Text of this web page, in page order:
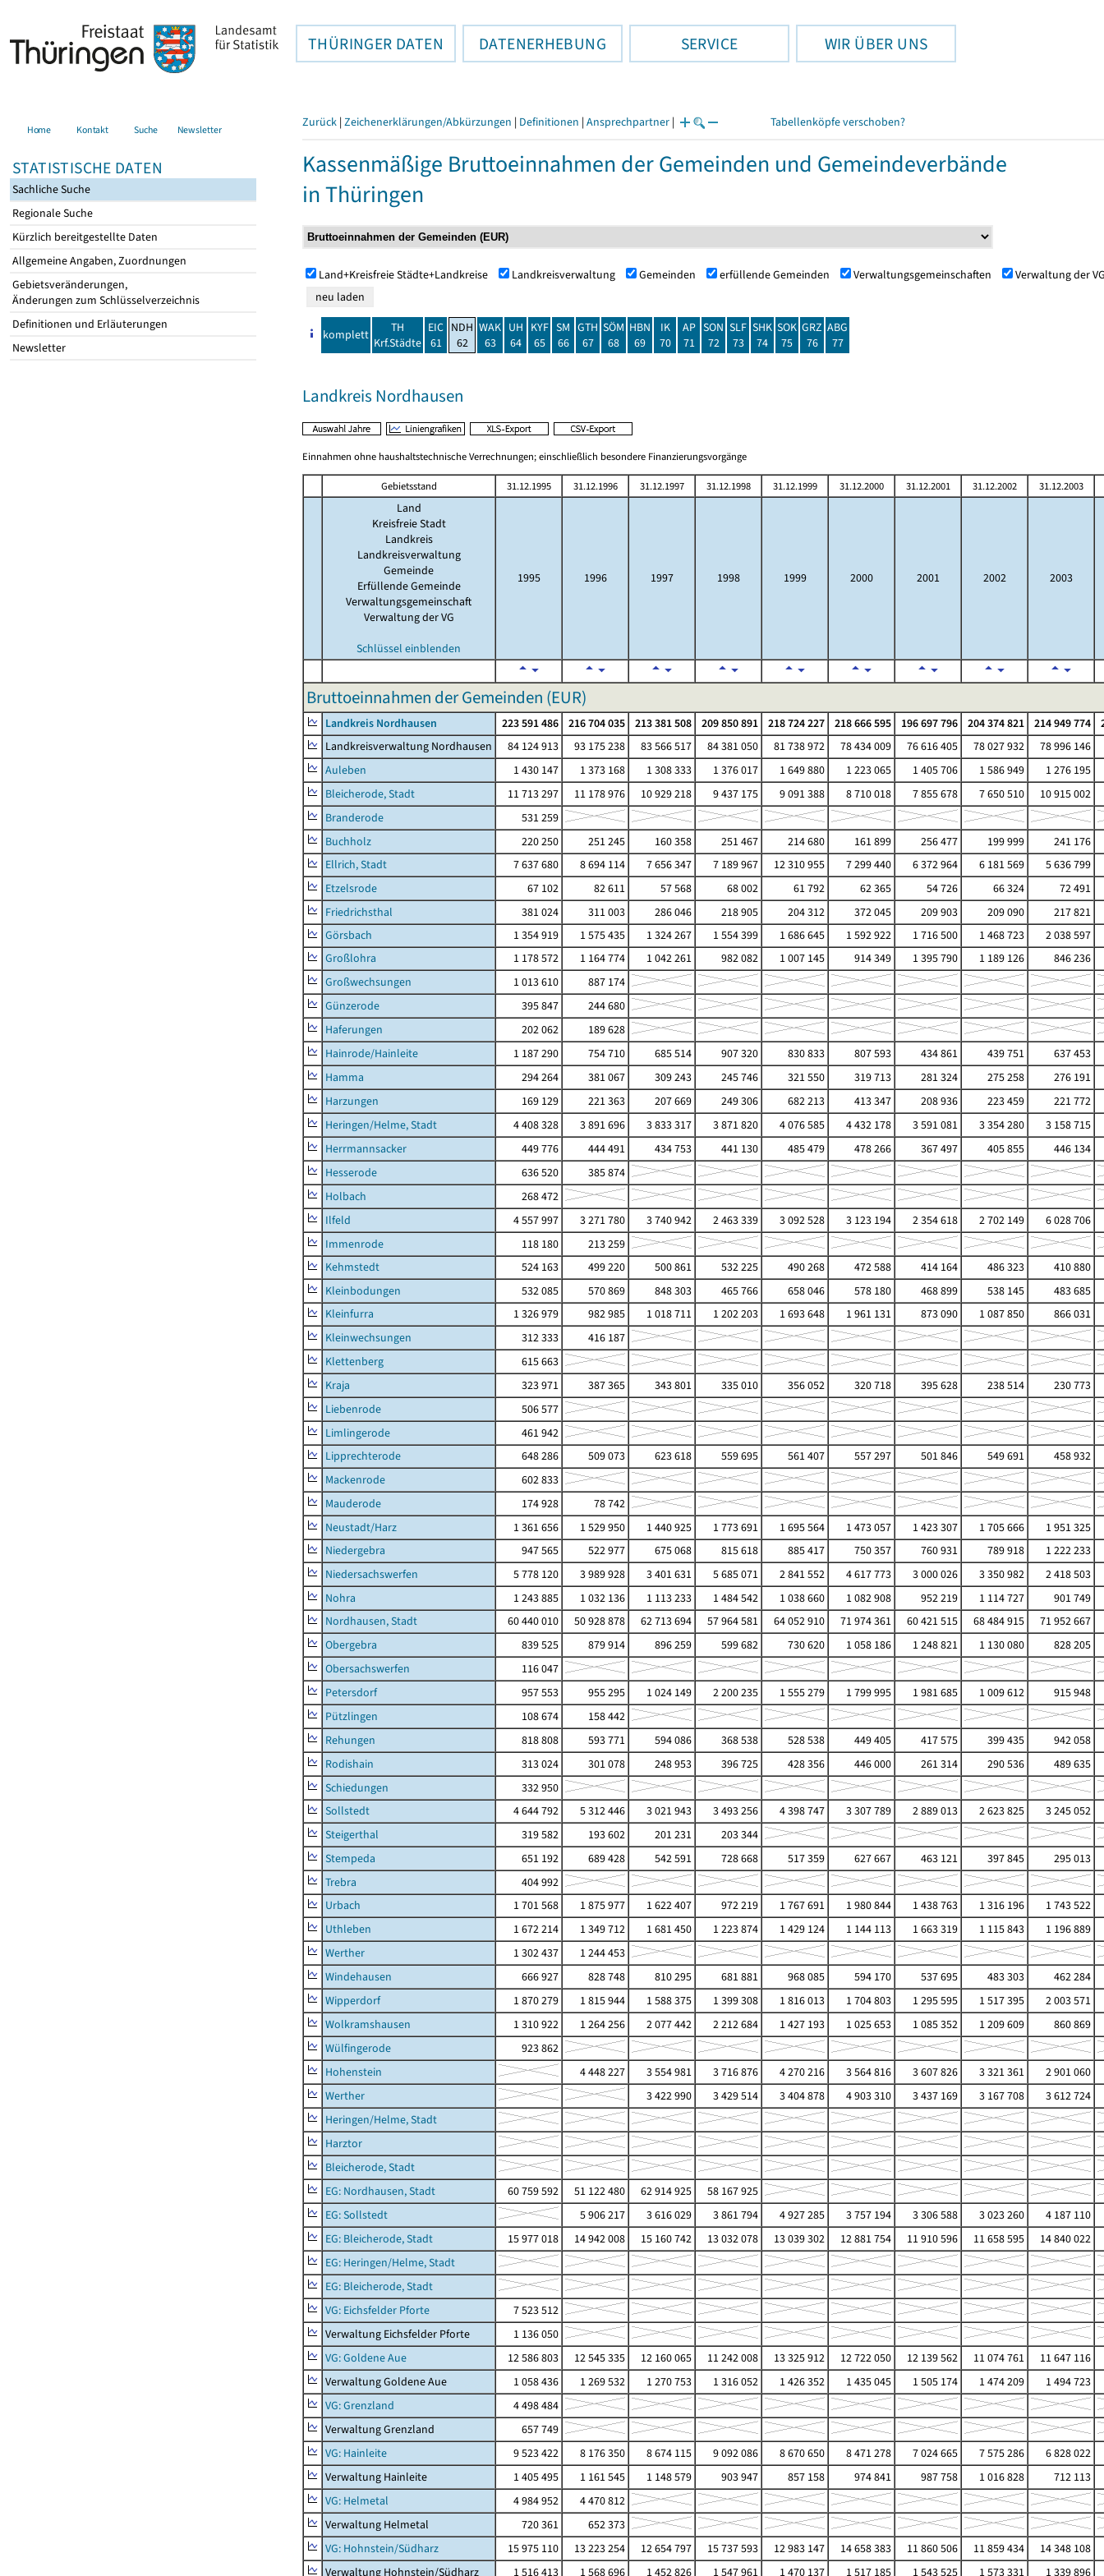
THÜRINGER DATEN DATENERHEBUNG SERVICE WIR ÜBER UNS
Home Kontakt Suche Newsletter
STATISTISCHE DATEN
Sachliche Suche
Regionale Suche
Kürzlich bereitgestellte Daten
Allgemeine Angaben, Zuordnungen
Gebietsveränderungen,
Änderungen zum Schlüsselverzeichnis
Definitionen und Erläuterungen
Newsletter
Zurück | Zeichenerklärungen/Abkürzungen | Definitionen | Ansprechpartner | Tabellenköpfe verschoben?
Kassenmäßige Bruttoeinnahmen der Gemeinden und Gemeindeverbände
in Thüringen
Land+Kreisfreie Städte+Landkreise Landkreisverwaltung Gemeinden erfüllende Gemeinden Verwaltungsgemeinschaften Verwaltung der
komplett
TH
Krf.Städte
EIC
61
NDH
62
WAK
63
UH
64
KYF
65
SM
66
GTH
67
SÖM
68
HBN
69
IK
70
AP
71
SON
72
SLF
73
SHK
74
SOK
75
GRZ
76
ABG
77
Landkreis Nordhausen
Einnahmen ohne haushaltstechnische Verrechnungen; einschließlich besondere Finanzierungsvorgänge
Gebietsstand 31.12.1995 31.12.1996 31.12.1997 31.12.1998 31.12.1999 31.12.2000 31.12.2001 31.12.2002 31.12.2003
Land
Kreisfreie Stadt
Landkreis
Landkreisverwaltung
Gemeinde
Erfüllende Gemeinde
Verwaltungsgemeinschaft
Verwaltung der VG
Schlüssel einblenden
1995 1996 1997 1998 1999 2000 2001 2002 2003
Bruttoeinnahmen der Gemeinden (EUR)
Landkreis Nordhausen 223 591 486 216 704 035 213 381 508 209 850 891 218 724 227 218 666 595 196 697 796 204 374 821 214 949 774
Landkreisverwaltung Nordhausen
84 124 913 93 175 238 83 566 517 84 381 050 81 738 972 78 434 009 76 616 405 78 027 932
78 996 146
Auleben
1 430 147 1 373 168 1 308 333 1 376 017 1 649 880 1 223 065 1 405 706 1 586 949
1 276 195
Bleicherode, Stadt
11 713 297 11 178 976 10 929 218 9 437 175 9 091 388 8 710 018 7 855 678 7 650 510
10 915 002
Branderode
531 259
Buchholz
220 250 251 245 160 358 251 467 214 680 161 899 256 477 199 999
241 176
Ellrich, Stadt
7 637 680 8 694 114 7 656 347 7 189 967 12 310 955 7 299 440 6 372 964 6 181 569
5 636 799
Etzelsrode
67 102 82 611 57 568 68 002 61 792 62 365 54 726 66 324
72 491
Friedrichsthal
381 024 311 003 286 046 218 905 204 312 372 045 209 903 209 090
217 821
Görsbach
1 354 919 1 575 435 1 324 267 1 554 399 1 686 645 1 592 922 1 716 500 1 468 723
2 038 597
Großlohra
1 178 572 1 164 774 1 042 261 982 082 1 007 145 914 349 1 395 790 1 189 126
846 236
Großwechsungen
1 013 610
887 174
Günzerode
395 847
244 680
Haferungen
202 062
189 628
Hainrode/Hainleite
1 187 290 754 710 685 514 907 320 830 833 807 593 434 861 439 751
637 453
Hamma
294 264 381 067 309 243 245 746 321 550 319 713 281 324 275 258
276 191
Harzungen
169 129 221 363 207 669 249 306 682 213 413 347 208 936 223 459
221 772
Heringen/Helme, Stadt
4 408 328 3 891 696 3 833 317 3 871 820 4 076 585 4 432 178 3 591 081 3 354 280
3 158 715
Herrmannsacker
449 776 444 491 434 753 441 130 485 479 478 266 367 497 405 855
446 134
Hesserode
636 520
385 874
Holbach
268 472
Ilfeld
4 557 997 3 271 780 3 740 942 2 463 339 3 092 528 3 123 194 2 354 618 2 702 149
6 028 706
Immenrode
118 180
213 259
Kehmstedt
524 163 499 220 500 861 532 225 490 268 472 588 414 164 486 323
410 880
Kleinbodungen
532 085 570 869 848 303 465 766 658 046 578 180 468 899 538 145
483 685
Kleinfurra
1 326 979 982 985 1 018 711 1 202 203 1 693 648 1 961 131 873 090 1 087 850
866 031
Kleinwechsungen
312 333
416 187
Klettenberg
615 663
Kraja
323 971 387 365 343 801 335 010 356 052 320 718 395 628 238 514
230 773
Liebenrode
506 577
Limlingerode
461 942
Lipprechterode
648 286 509 073 623 618 559 695 561 407 557 297 501 846 549 691
458 932
Mackenrode
602 833
Mauderode
174 928
78 742
Neustadt/Harz
1 361 656 1 529 950 1 440 925 1 773 691 1 695 564 1 473 057 1 423 307 1 705 666
1 951 325
Niedergebra
947 565 522 977 675 068 815 618 885 417 750 357 760 931 789 918
1 222 233
Niedersachswerfen
5 778 120 3 989 928 3 401 631 5 685 071 2 841 552 4 617 773 3 000 026 3 350 982
2 418 503
Nohra
1 243 885 1 032 136 1 113 233 1 484 542 1 038 660 1 082 908 952 219 1 114 727
901 749
Nordhausen, Stadt
60 440 010 50 928 878 62 713 694 57 964 581 64 052 910 71 974 361 60 421 515 68 484 915
71 952 667
Obergebra
839 525 879 914 896 259 599 682 730 620 1 058 186 1 248 821 1 130 080
828 205
Obersachswerfen
116 047
Petersdorf
957 553 955 295 1 024 149 2 200 235 1 555 279 1 799 995 1 981 685 1 009 612
915 948
Pützlingen
108 674
158 442
Rehungen
818 808 593 771 594 086 368 538 528 538 449 405 417 575 399 435
942 058
Rodishain
313 024 301 078 248 953 396 725 428 356 446 000 261 314 290 536
489 635
Schiedungen
332 950
Sollstedt
4 644 792 5 312 446 3 021 943 3 493 256 4 398 747 3 307 789 2 889 013 2 623 825
3 245 052
Steigerthal
319 582 193 602 201 231
203 344
Stempeda
651 192 689 428 542 591 728 668 517 359 627 667 463 121 397 845
295 013
Trebra
404 992
Urbach
1 701 568 1 875 977 1 622 407 972 219 1 767 691 1 980 844 1 438 763 1 316 196
1 743 522
Uthleben
1 672 214 1 349 712 1 681 450 1 223 874 1 429 124 1 144 113 1 663 319 1 115 843
1 196 889
Werther
1 302 437
1 244 453
Windehausen
666 927 828 748 810 295 681 881 968 085 594 170 537 695 483 303
462 284
Wipperdorf
1 870 279 1 815 944 1 588 375 1 399 308 1 816 013 1 704 803 1 295 595 1 517 395
2 003 571
Wolkramshausen
1 310 922 1 264 256 2 077 442 2 212 684 1 427 193 1 025 653 1 085 352 1 209 609
860 869
Wülfingerode
923 862
Hohenstein
4 448 227 3 554 981 3 716 876 4 270 216 3 564 816 3 607 826 3 321 361
2 901 060
Werther
3 422 990 3 429 514 3 404 878 4 903 310 3 437 169 3 167 708
3 612 724
Heringen/Helme, Stadt
Harztor
Bleicherode, Stadt
EG: Nordhausen, Stadt
60 759 592 51 122 480 62 914 925
58 167 925
EG: Sollstedt
5 906 217 3 616 029 3 861 794 4 927 285 3 757 194 3 306 588 3 023 260
4 187 110
EG: Bleicherode, Stadt
15 977 018 14 942 008 15 160 742 13 032 078 13 039 302 12 881 754 11 910 596 11 658 595
14 840 022
EG: Heringen/Helme, Stadt
EG: Bleicherode, Stadt
VG: Eichsfelder Pforte
7 523 512
Verwaltung Eichsfelder Pforte
1 136 050
VG: Goldene Aue
12 586 803 12 545 335 12 160 065 11 242 008 13 325 912 12 722 050 12 139 562 11 074 761
11 647 116
Verwaltung Goldene Aue
1 058 436 1 269 532 1 270 753 1 316 052 1 426 352 1 435 045 1 505 174 1 474 209
1 494 723
VG: Grenzland
4 498 484
Verwaltung Grenzland
657 749
VG: Hainleite
9 523 422 8 176 350 8 674 115 9 092 086 8 670 650 8 471 278 7 024 665 7 575 286
6 828 022
Verwaltung Hainleite
1 405 495 1 161 545 1 148 579 903 947 857 158 974 841 987 758 1 016 828
712 113
VG: Helmetal
4 984 952
4 470 812
Verwaltung Helmetal
720 361
652 373
VG: Hohnstein/Südharz
15 975 110 13 223 254 12 654 797 15 737 593 12 983 147 14 658 383 11 860 506 11 859 434
14 348 108
Verwaltung Hohnstein/Südharz
1 516 413 1 568 696 1 452 826 1 547 961 1 470 137 1 517 185 1 543 525 1 573 331 1 339 896